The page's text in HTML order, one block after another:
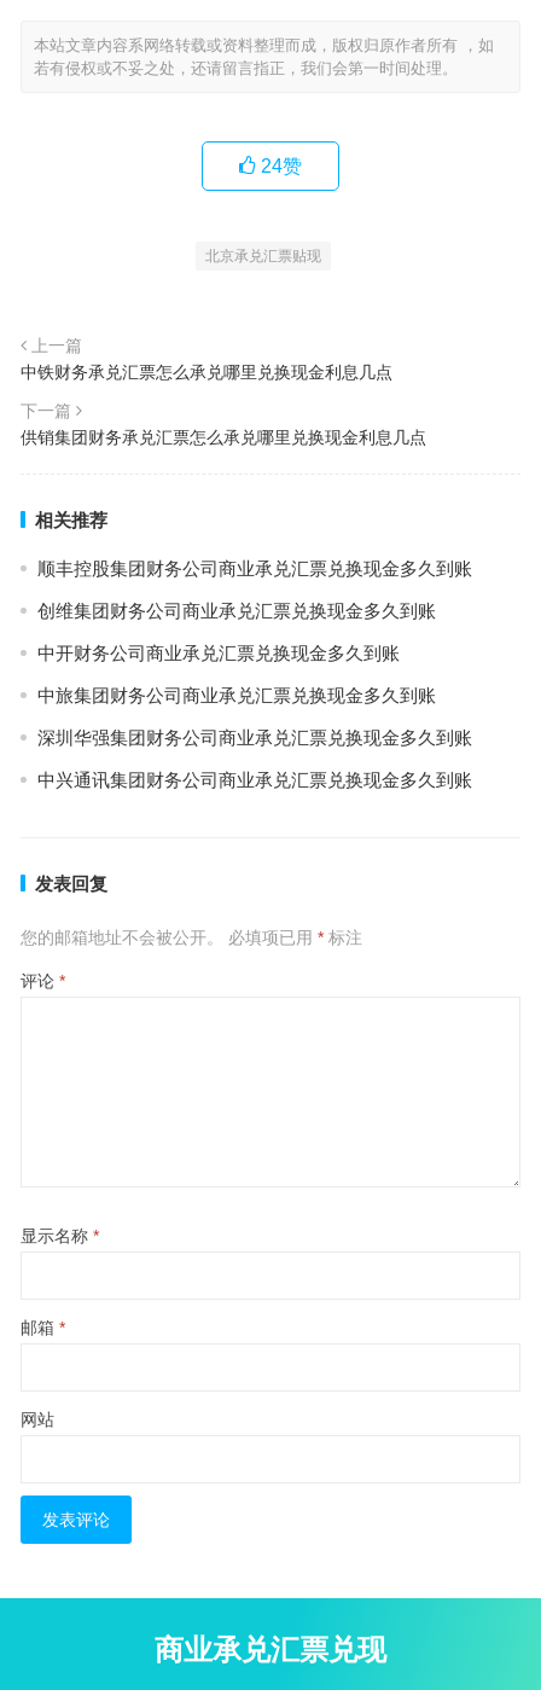
本站文章内容系网络转载或资料整理而成，版权归原作者所有 ，如
若有侵权或不妥之处，还请留言指正，我们会第一时间处理。
24赞
北京承兑汇票贴现
上一篇
中铁财务承兑汇票怎么承兑哪里兑换现金利息几点
下一篇
供销集团财务承兑汇票怎么承兑哪里兑换现金利息几点
相关推荐
顺丰控股集团财务公司商业承兑汇票兑换现金多久到账
创维集团财务公司商业承兑汇票兑换现金多久到账
中开财务公司商业承兑汇票兑换现金多久到账
中旅集团财务公司商业承兑汇票兑换现金多久到账
深圳华强集团财务公司商业承兑汇票兑换现金多久到账
中兴通讯集团财务公司商业承兑汇票兑换现金多久到账
发表回复
您的邮箱地址不会被公开。 必填项已用 *标注
评论 *
显示名称 *
邮箱 *
网站
商业承兑汇票兑现